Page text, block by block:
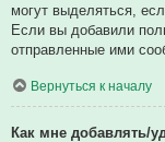
могут выделяться,
Если вы добавили
отправленные ими
Вернуться к началу
Как мне добавлять/